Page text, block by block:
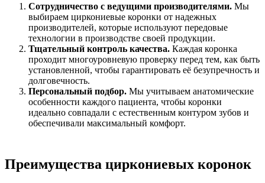
Сотрудничество с ведущими производителями. Мы
выбираем циркониевые коронки от надежных
производителей, которые используют передовые
технологии в производстве своей продукции.
Тщательный контроль качества. Каждая коронка
проходит многоуровневую проверку перед тем, как быть
установленной, чтобы гарантировать её безупречность и
долговечность.
Персональный подбор. Мы учитываем анатомические
особенности каждого пациента, чтобы коронки
идеально совпадали с естественным контуром зубов и
обеспечивали максимальный комфорт.
Преимущества циркониевых коронок